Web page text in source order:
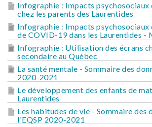
Infographie : Impacts psychosociaux
chez les parents des Laurentides
Infographie : Impacts psychosociaux
de COVID-19 dans les Laurentides -
Infographie : Utilisation des écrans
secondaire au Québec
La santé mentale - Sommaire des
2020-2021
Le développement des enfants de
Laurentides
Les habitudes de vie - Sommaire des
l'EQSP 2020-2021